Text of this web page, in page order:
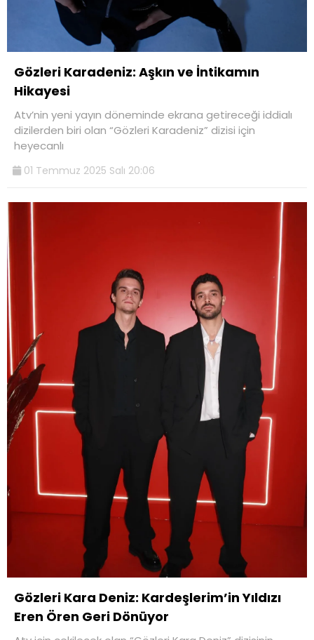
Gözleri Karadeniz: Aşkın ve İntikamın
Hikayesi
Atv’nin yeni yayın döneminde ekrana getireceği iddialı
dizilerden biri olan “Gözleri Karadeniz” dizisi için
heyecanlı
01 Temmuz 2025 Salı 20:06
Gözleri Kara Deniz: Kardeşlerim’in Yıldızı
Eren Ören Geri Dönüyor